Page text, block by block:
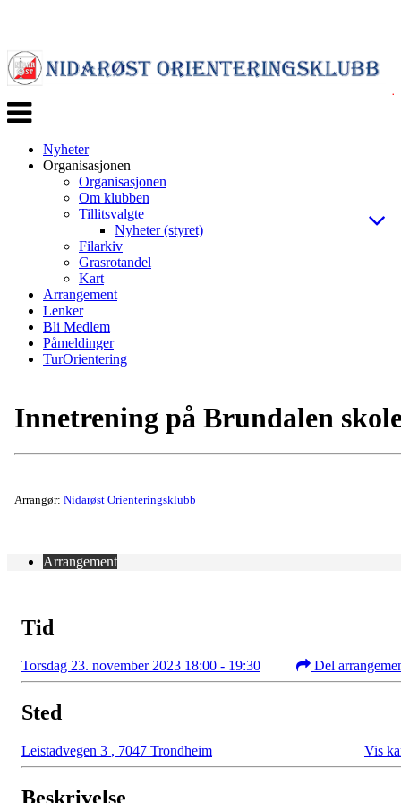
Veksle
navigasjon
Nyheter
Organisasjonen
Organisasjonen
Om klubben
Tillitsvalgte
Nyheter (styret)
Filarkiv
Grasrotandel
Kart
Arrangement
Lenker
Bli Medlem
Påmeldinger
TurOrientering
Innetrening på Brundalen
Arrangør: Nidarøst Orienteringsklubb
Arrangement
Tid
Torsdag 23. november 2023 18:00 - 19:30 Del
Sted
Leistadvegen 3 , 7047 Trondheim Vis
Beskrivelse